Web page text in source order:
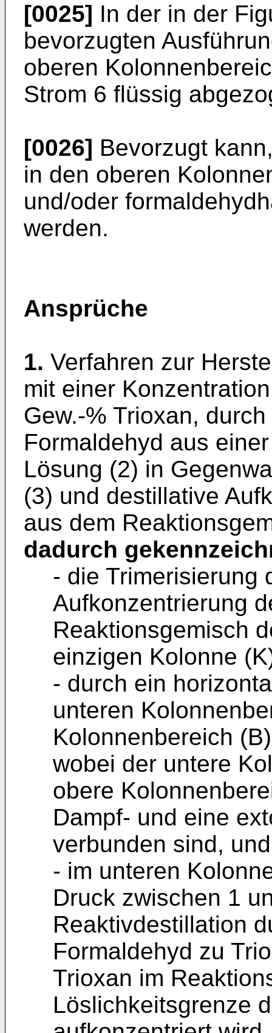
[0025] In der in der
bevorzugten
oberen
Strom 6 flüssig
[0026] Bevorzugt
in den oberen
und/oder
werden.
Ansprüche
1. Verfahren zur
mit einer
Gew.-% Trioxan,
Formaldehyd aus
Lösung (2) in
(3) und destillative
aus dem
dadurch
- die Trimerisierung
Aufkonzentrierung
Reaktionsgemisch
einzigen Kolonne
- durch ein
unteren
Kolonnenbereich
wobei der untere
obere
Dampf- und eine
verbunden sind,
- im unteren
Druck zwischen 1
Reaktivdestillation
Formaldehyd zu
Trioxan im
Löslichkeitsgrenze